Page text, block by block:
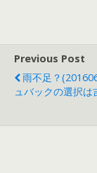
Previous Post
雨不足？
ュバックの選択は